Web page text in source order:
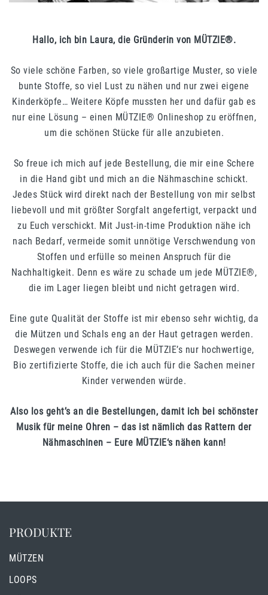
Hallo, ich bin Laura, die Gründerin von MÜTZIE®.
So viele schöne Farben, so viele großartige Muster, so viele
bunte Stoffe, so viel Lust zu nähen und nur zwei eigene
Kinderköpfe… Weitere Köpfe mussten her und dafür gab es
nur eine Lösung – einen MÜTZIE® Onlineshop zu eröffnen,
um die schönen Stücke für alle anzubieten.
So freue ich mich auf jede Bestellung, die mir eine Schere
in die Hand gibt und mich an die Nähmaschine schickt.
Jedes Stück wird direkt nach der Bestellung von mir selbst
liebevoll und mit größter Sorgfalt angefertigt, verpackt und
zu Euch verschickt. Mit Just-in-time Produktion nähe ich
nach Bedarf, vermeide somit unnötige Verschwendung von
Stoffen und erfülle so meinen Anspruch für die
Nachhaltigkeit. Denn es wäre zu schade um jede MÜTZIE®,
die im Lager liegen bleibt und nicht getragen wird.
Eine gute Qualität der Stoffe ist mir ebenso sehr wichtig, da
die Mützen und Schals eng an der Haut getragen werden.
Deswegen verwende ich für die MÜTZIE’s nur hochwertige,
Bio zertifizierte Stoffe, die ich auch für die Sachen meiner
Kinder verwenden würde.
Also los geht’s an die Bestellungen, damit ich bei schönster
Musik für meine Ohren – das ist nämlich das Rattern der
Nähmaschinen – Eure MÜTZIE‘s nähen kann!
PRODUKTE
MÜTZEN
LOOPS